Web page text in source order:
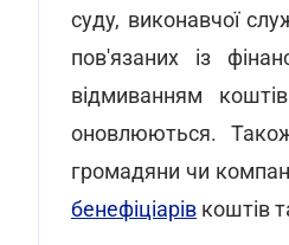
суду, виконавчої
пов'язаних із
відмиванням
оновлюються.
громадяни чи
бенефіціарів коштів